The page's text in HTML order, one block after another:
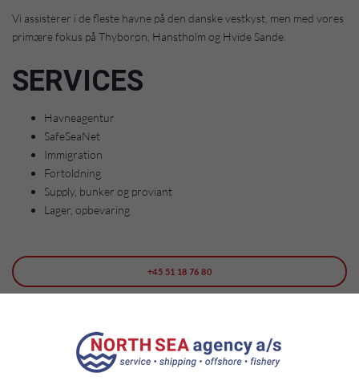
Vi assisterer i de fleste havne på den danske vestkyst, men med vores
primære fokus på Thyborøn, Hanstholm og Hvide Sande.
SERVICES
Havneagentur
SafeSeaNet
Immigration
Fortoldning
Supply, bunker og proviant
Lager, opbevaring
+45 51 18 76 80
NORDSØ-agenturet er klar til at yde service inden for fiskeri, såsom: